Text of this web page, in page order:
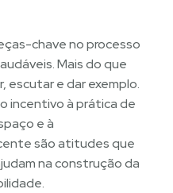
chave no processo
Mais do que
escutar e dar exemplo.
incentivo à prática de
e à
são atitudes que
na construção da